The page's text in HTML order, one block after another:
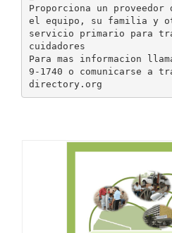
Proporciona un proveedor
el equipo, su familia y
servicio primario para
cuidadores
Para mas informacion
9-1740 o comunicarse a